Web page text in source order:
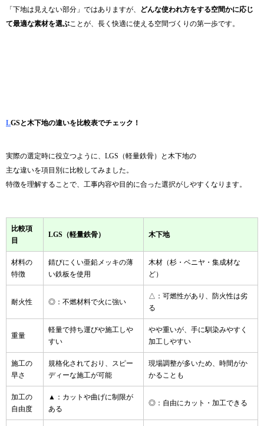
「下地は見えない部分」ではありますが、
どんな使われ方をする空間かに応じ
て最適な素材を選ぶことが、長く快適に使える空間づくりの第一歩です。
LGSと木下地の違いを比較表でチェック！
実際の選定時に役立つように、LGS（軽量鉄骨）と木下地の
主な違いを項目別に比較してみました。
特徴を理解することで、工事内容や目的に合った選択がしやすくなります。
比較項
目
LGS（軽量鉄骨） 木下地
材料の
特徴
錆びにくい亜鉛メッキの薄
い鉄板を使用
木材（杉・ベニヤ・集成材な
ど）
耐火性 ◎：不燃材料で火に強い
△：可燃性があり、防火性は劣
る
重量
軽量で持ち運びや施工しや
すい
やや重いが、手に馴染みやすく
加工しやすい
施工の
早さ
規格化されており、スピー
ディーな施工が可能
現場調整が多いため、時間がか
かることも
加工の
自由度
▲：カットや曲げに制限が
ある
◎：自由にカット・加工できる